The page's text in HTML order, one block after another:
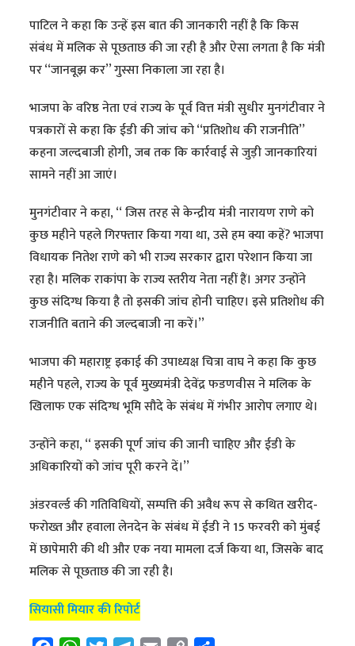
पाटिल ने कहा कि उन्हें इस बात की जानकारी नहीं है कि किस
संबंध में मलिक से पूछताछ की जा रही है और ऐसा लगता है कि मंत्री
पर ‘‘जानबूझ कर’’ गुस्सा निकाला जा रहा है।
भाजपा के वरिष्ठ नेता एवं राज्य के पूर्व वित्त मंत्री सुधीर मुनगंटीवार ने
पत्रकारों से कहा कि ईडी की जांच को ‘‘प्रतिशोध की राजनीति’’
कहना जल्दबाजी होगी, जब तक कि कार्रवाई से जुड़ी जानकारियां
सामने नहीं आ जाएं।
मुनगंटीवार ने कहा, ‘‘ जिस तरह से केन्द्रीय मंत्री नारायण राणे को
कुछ महीने पहले गिरफ्तार किया गया था, उसे हम क्या कहें? भाजपा
विधायक नितेश राणे को भी राज्य सरकार द्वारा परेशान किया जा
रहा है। मलिक राकांपा के राज्य स्तरीय नेता नहीं हैं। अगर उन्होंने
कुछ संदिग्ध किया है तो इसकी जांच होनी चाहिए। इसे प्रतिशोध की
राजनीति बताने की जल्दबाजी ना करें।’’
भाजपा की महाराष्ट्र इकाई की उपाध्यक्ष चित्रा वाघ ने कहा कि कुछ
महीने पहले, राज्य के पूर्व मुख्यमंत्री देवेंद्र फडणवीस ने मलिक के
खिलाफ एक संदिग्ध भूमि सौदे के संबंध में गंभीर आरोप लगाए थे।
उन्होंने कहा, ‘‘ इसकी पूर्ण जांच की जानी चाहिए और ईडी के
अधिकारियों को जांच पूरी करने दें।’’
अंडरवर्ल्ड की गतिविधियों, सम्पत्ति की अवैध रूप से कथित खरीद-
फरोख्त और हवाला लेनदेन के संबंध में ईडी ने 15 फरवरी को मुंबई
में छापेमारी की थी और एक नया मामला दर्ज किया था, जिसके बाद
मलिक से पूछताछ की जा रही है।
सियासी मियार की रिपोर्ट